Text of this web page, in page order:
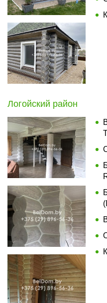
Логойский район